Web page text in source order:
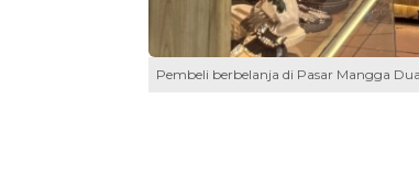
Pembeli berbelanja di Pasar Mangga